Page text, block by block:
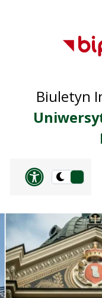
Biuletyn
Panel
Przełącz
ciemną